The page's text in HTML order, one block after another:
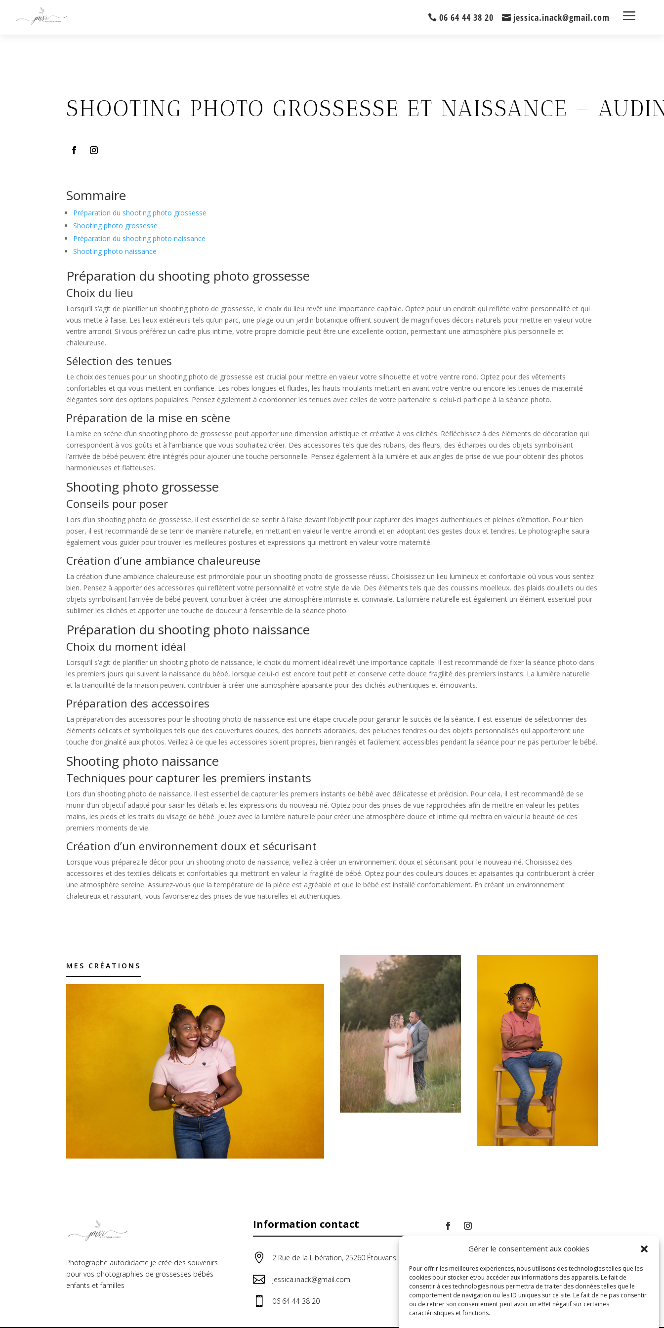
Gérer le consentement aux cookies
Pour offrir les meilleures expériences, nous utilisons des technologies telles que les
cookies pour stocker et/ou accéder aux informations des appareils. Le fait de
consentir à ces technologies nous permettra de traiter des données telles que le
comportement de navigation ou les ID uniques sur ce site. Le fait de ne pas consentir
ou de retirer son consentement peut avoir un effet négatif sur certaines
caractéristiques et fonctions.
06 64 44 38 20 jessica.inack@gmail.com a
SHOOTING PHOTO GROSSESSE ET NAISSANCE –
Sommaire
Préparation du shooting photo grossesse
Shooting photo grossesse
Préparation du shooting photo naissance
Shooting photo naissance
Préparation du shooting photo grossesse
Choix du lieu
Lorsqu’il s’agit de planifier un shooting photo de grossesse, le choix du lieu revêt une importance capitale. Optez pour un endroit qui reflète votre personnalité et qui
vous mette à l’aise. Les lieux extérieurs tels qu’un parc, une plage ou un jardin botanique offrent souvent de magnifiques décors naturels pour mettre en valeur votre
ventre arrondi. Si vous préférez un cadre plus intime, votre propre domicile peut être une excellente option, permettant une atmosphère plus personnelle et
chaleureuse.
Sélection des tenues
Le choix des tenues pour un shooting photo de grossesse est crucial pour mettre en valeur votre silhouette et votre ventre rond. Optez pour des vêtements
confortables et qui vous mettent en confiance. Les robes longues et fluides, les hauts moulants mettant en avant votre ventre ou encore les tenues de maternité
élégantes sont des options populaires. Pensez également à coordonner les tenues avec celles de votre partenaire si celui-ci participe à la séance photo.
Préparation de la mise en scène
La mise en scène d’un shooting photo de grossesse peut apporter une dimension artistique et créative à vos clichés. Réfléchissez à des éléments de décoration qui
correspondent à vos goûts et à l’ambiance que vous souhaitez créer. Des accessoires tels que des rubans, des fleurs, des écharpes ou des objets symbolisant
l’arrivée de bébé peuvent être intégrés pour ajouter une touche personnelle. Pensez également à la lumière et aux angles de prise de vue pour obtenir des photos
harmonieuses et flatteuses.
Shooting photo grossesse
Conseils pour poser
Lors d’un shooting photo de grossesse, il est essentiel de se sentir à l’aise devant l’objectif pour capturer des images authentiques et pleines d’émotion. Pour bien
poser, il est recommandé de se tenir de manière naturelle, en mettant en valeur le ventre arrondi et en adoptant des gestes doux et tendres. Le photographe saura
également vous guider pour trouver les meilleures postures et expressions qui mettront en valeur votre maternité.
Création d’une ambiance chaleureuse
La création d’une ambiance chaleureuse est primordiale pour un shooting photo de grossesse réussi. Choisissez un lieu lumineux et confortable où vous vous sentez
bien. Pensez à apporter des accessoires qui reflètent votre personnalité et votre style de vie. Des éléments tels que des coussins moelleux, des plaids douillets ou des
objets symbolisant l’arrivée de bébé peuvent contribuer à créer une atmosphère intimiste et conviviale. La lumière naturelle est également un élément essentiel pour
sublimer les clichés et apporter une touche de douceur à l’ensemble de la séance photo.
Préparation du shooting photo naissance
Choix du moment idéal
Lorsqu’il s’agit de planifier un shooting photo de naissance, le choix du moment idéal revêt une importance capitale. Il est recommandé de fixer la séance photo dans
les premiers jours qui suivent la naissance du bébé, lorsque celui-ci est encore tout petit et conserve cette douce fragilité des premiers instants. La lumière naturelle
et la tranquillité de la maison peuvent contribuer à créer une atmosphère apaisante pour des clichés authentiques et émouvants.
Préparation des accessoires
La préparation des accessoires pour le shooting photo de naissance est une étape cruciale pour garantir le succès de la séance. Il est essentiel de sélectionner des
éléments délicats et symboliques tels que des couvertures douces, des bonnets adorables, des peluches tendres ou des objets personnalisés qui apporteront une
touche d’originalité aux photos. Veillez à ce que les accessoires soient propres, bien rangés et facilement accessibles pendant la séance pour ne pas perturber le bébé.
Shooting photo naissance
Techniques pour capturer les premiers instants
Lors d’un shooting photo de naissance, il est essentiel de capturer les premiers instants de bébé avec délicatesse et précision. Pour cela, il est recommandé de se
munir d’un objectif adapté pour saisir les détails et les expressions du nouveau-né. Optez pour des prises de vue rapprochées afin de mettre en valeur les petites
mains, les pieds et les traits du visage de bébé. Jouez avec la lumière naturelle pour créer une atmosphère douce et intime qui mettra en valeur la beauté de ces
premiers moments de vie.
Création d’un environnement doux et sécurisant
Lorsque vous préparez le décor pour un shooting photo de naissance, veillez à créer un environnement doux et sécurisant pour le nouveau-né. Choisissez des
accessoires et des textiles délicats et confortables qui mettront en valeur la fragilité de bébé. Optez pour des couleurs douces et apaisantes qui contribueront à créer
une atmosphère sereine. Assurez-vous que la température de la pièce est agréable et que le bébé est installé confortablement. En créant un environnement
chaleureux et rassurant, vous favoriserez des prises de vue naturelles et authentiques.
MES CRÉATIONS
Photographe autodidacte je crée des souvenirs
pour vos photographies de grossesses bébés
enfants et familles
Information contact
 2 Rue de la Libération, 25260 Étouvans
 jessica.inack@gmail.com
 06 64 44 38 20